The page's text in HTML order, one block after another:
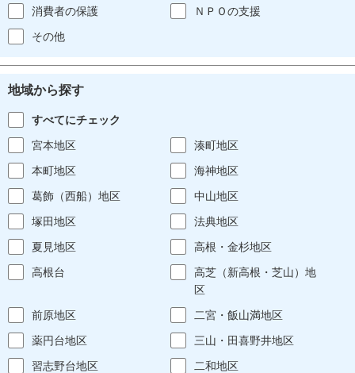
消費者の保護
ＮＰＯの支援
その他
地域から探す
すべてにチェック
宮本地区
湊町地区
本町地区
海神地区
葛飾（西船）地区
中山地区
塚田地区
法典地区
夏見地区
高根・金杉地区
高根台
高芝（新高根・芝山）地
区
前原地区
二宮・飯山満地区
薬円台地区
三山・田喜野井地区
習志野台地区
二和地区